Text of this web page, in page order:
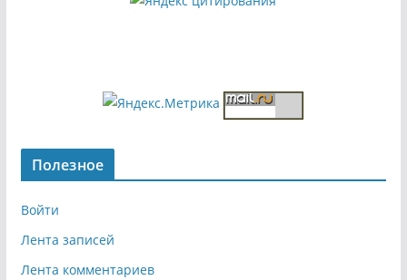
Полезное
Войти
Лента записей
Лента комментариев